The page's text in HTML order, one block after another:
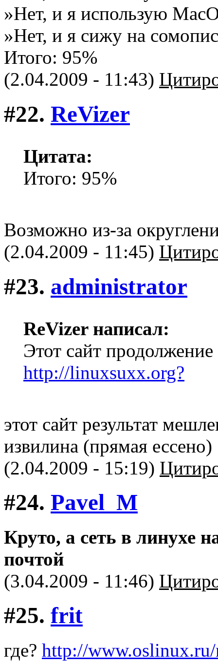
»Нет, и я использую
»Нет, и я сижу на
Итого: 95%
(2.04.2009 - 11:43)
#22. ReVizer
Цитата:
Итого: 95%
Возможно из-за
(2.04.2009 - 11:45)
#23. administrator
ReVizer написал:
Этот сайт продолжение
http://linuxsuxx.org?
этот сайт результат
извилина (прямая ессено)
(2.04.2009 - 15:19)
#24. Pavel_M
Круто, а сеть в линухе
почтой
(3.04.2009 - 11:46)
#25. frit
где? http://